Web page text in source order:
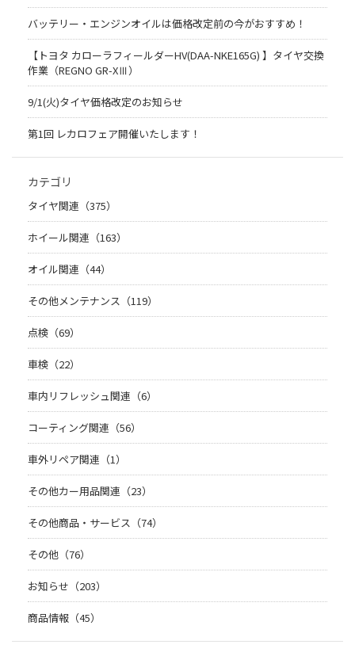
バッテリー・エンジンオイルは価格改定前の今がおすすめ！
【トヨタ カローラフィールダーHV(DAA-NKE165G) 】タイヤ交換
作業（REGNO GR-XⅢ）
9/1(火)タイヤ価格改定のお知らせ
第1回 レカロフェア開催いたします！
カテゴリ
タイヤ関連（375）
ホイール関連（163）
オイル関連（44）
その他メンテナンス（119）
点検（69）
車検（22）
車内リフレッシュ関連（6）
コーティング関連（56）
車外リペア関連（1）
その他カー用品関連（23）
その他商品・サービス（74）
その他（76）
お知らせ（203）
商品情報（45）